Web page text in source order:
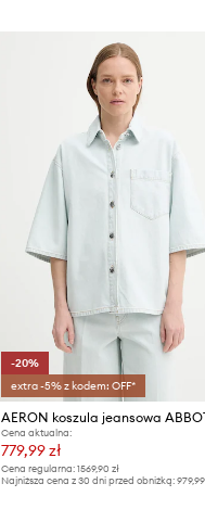
-20%
extra -5% z kodem: OFF*
AERON koszula jeansowa
Cena aktualna:
779,99 zł
Cena regularna: 1569,90 zł
Najniższa cena z 30 dni przed obniżką: 979,99